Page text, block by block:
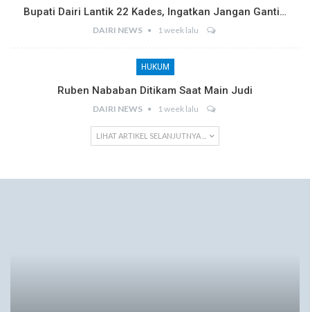
Bupati Dairi Lantik 22 Kades, Ingatkan Jangan Ganti…
DAIRI NEWS 1 week lalu
HUKUM
Ruben Nababan Ditikam Saat Main Judi
DAIRI NEWS 1 week lalu
LIHAT ARTIKEL SELANJUTNYA ...